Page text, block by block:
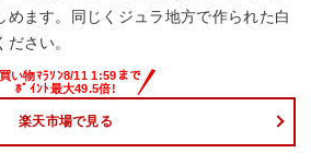
めます。同じくジュラ地方で作られた白
さい。
楽天市場で見る